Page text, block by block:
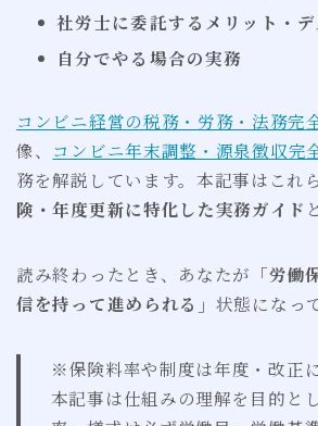
社労士に委託するメリット・デ
自分でやる場合の実務
コンビニ経営の税務・労務・法務完
像、 コンビニ年末調整・源泉徴収完
務を解説しています。本記事はこれ
険・年度更新に特化した実務ガイド
読み終わったとき、あなたが 「労働
信を持って進められる」 状態になっ
※保険料率や制度は年度・改正
本記事は仕組みの理解を目的と